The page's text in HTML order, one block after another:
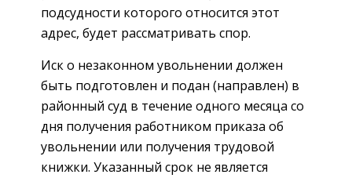
подсудности которого относится этот
адрес, будет рассматривать спор.
Иск о незаконном увольнении должен
быть подготовлен и подан (направлен) в
районный суд в течение одного месяца со
дня получения работником приказа об
увольнении или получения трудовой
книжки. Указанный срок не является